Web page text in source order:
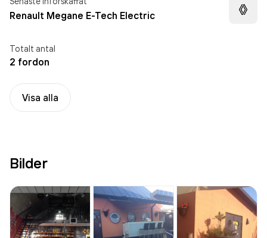
Renault Megane E-Tech Electric
Totalt antal
2 fordon
Visa alla
Bilder